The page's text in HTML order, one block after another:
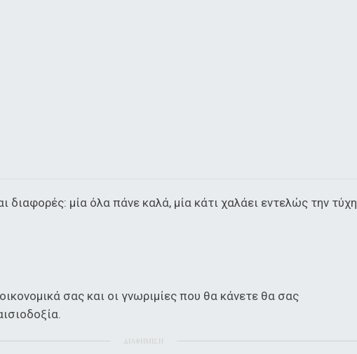
διαφορές: μία όλα πάνε καλά, μία κάτι χαλάει εντελώς την τύχη
σας και οι γνωριμίες που θα κάνετε θα σας
ΔΙΑΦΗΜΙΣΗ